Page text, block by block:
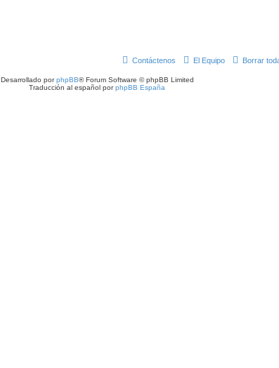
Borrar
El Equipo
Contáctenos
Desarrollado porphpBB® Forum Software © phpBB Limited
Traducción al español porphpBB España